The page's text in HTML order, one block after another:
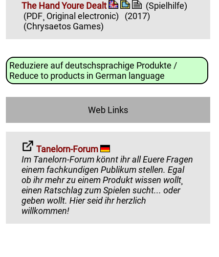
The Hand Youre Dealt
(Spielhilfe)
(PDF¸ Original electronic)
(2017)
(Chrysaetos Games)
Reduziere auf deutschsprachige Produkte /
Reduce to products in German language
Web Links
Tanelorn-Forum
Im Tanelorn-Forum könnt ihr all Euere Fragen
einem fachkundigen Publikum stellen. Egal
ob ihr mehr zu einem Produkt wissen wollt¸
einen Ratschlag zum Spielen sucht... oder
geben wollt. Hier seid ihr herzlich
willkommen!